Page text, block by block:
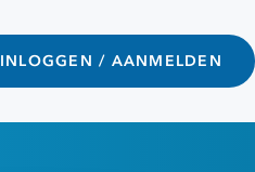
INLOGGEN / AANMELDEN